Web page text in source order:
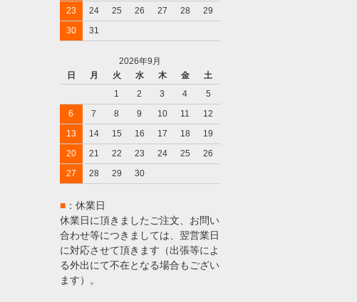
23
24 25 26 27 28
29
30
31
2026年9月
日
月 火 水 木 金
土
1
2 3 4
5
6
7 8 9 10 11
12
13
14 15 16 17 18
19
20
21 22 23 24 25
26
27
28 29 30
■：休業日
休業日に頂きましたご注文、お問い
合わせ等につきましては、翌営業日
に対応させて頂きます（出張等によ
る外出にて不在となる場合もござい
ます）。